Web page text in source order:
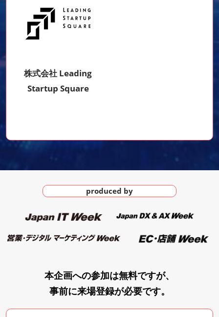
株式会社 Leading
Startup Square
produced by
本企画への参加は無料ですが、
事前に来場登録が必要です。